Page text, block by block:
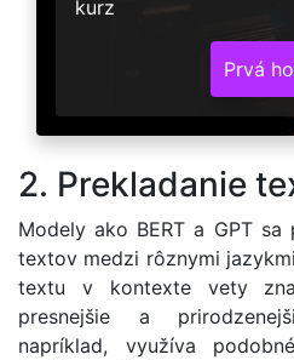
kurz
Prvá
2. Prekladanie
Modely ako BERT a GPT
textov medzi rôznymi
textu v kontexte vety
presnejšie a
napríklad, využíva